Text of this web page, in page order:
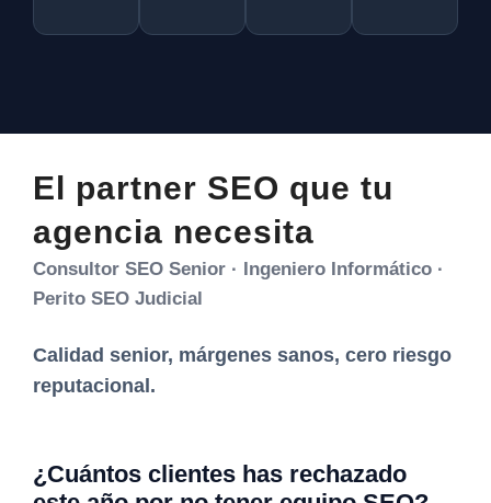
El partner SEO que tu
agencia necesita
Consultor SEO Senior · Ingeniero Informático ·
Perito SEO Judicial
Calidad senior, márgenes sanos, cero riesgo
reputacional.
¿Cuántos clientes has rechazado